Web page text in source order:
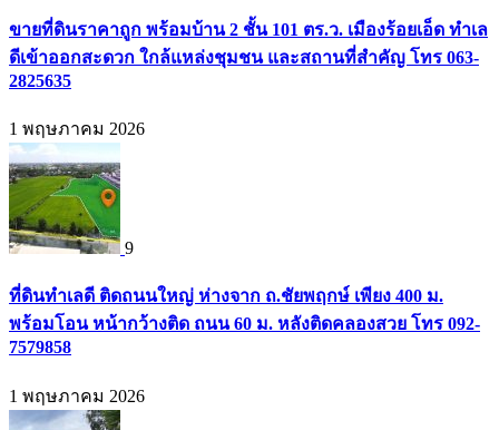
ขายที่ดินราคาถูก พร้อมบ้าน 2 ชั้น 101 ตร.ว. เมืองร้อยเอ็ด ทำเล
ดีเข้าออกสะดวก ใกล้แหล่งชุมชน และสถานที่สำคัญ โทร 063-
2825635
1 พฤษภาคม 2026
9
ที่ดินทำเลดี ติดถนนใหญ่ ห่างจาก ถ.ชัยพฤกษ์ เพียง 400 ม.
พร้อมโอน หน้ากว้างติด ถนน 60 ม. หลังติดคลองสวย โทร 092-
7579858
1 พฤษภาคม 2026